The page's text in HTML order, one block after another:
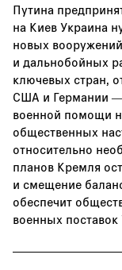
Путина
на Киев Украина
новых
и дальнобойных
ключевых стран,
США и Германии —
военной помощи
общественных
относительно
планов Кремля
и смещение
обеспечит
военных поставок